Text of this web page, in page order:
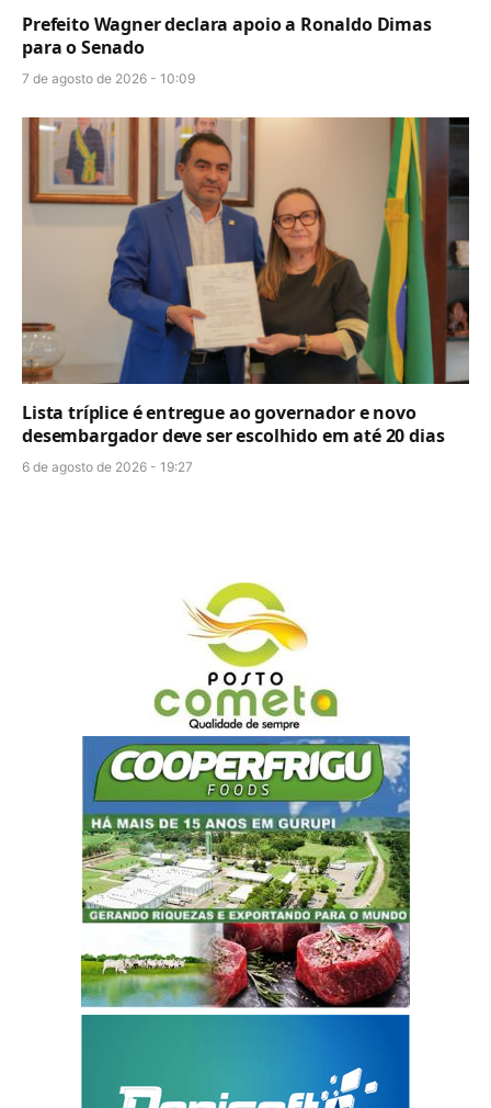
Prefeito Wagner declara apoio a Ronaldo Dimas
para o Senado
7 de agosto de 2026 - 10:09
Lista tríplice é entregue ao governador e novo
desembargador deve ser escolhido em até 20 dias
6 de agosto de 2026 - 19:27